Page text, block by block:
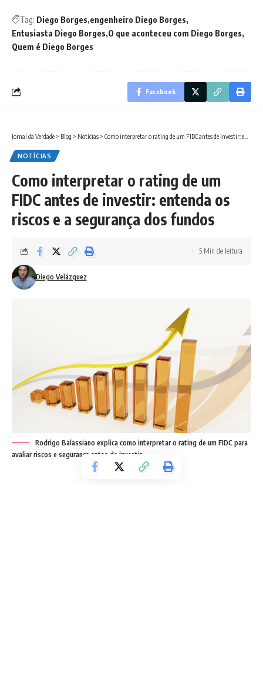
Tag: Diego Borges engenheiro Diego Borges
Entusiasta Diego Borges O que aconteceu com Diego Borges
Quem é Diego Borges
Facebook
Jornal da Verdade > Blog > Notícias > Como interpretar o rating de um FIDC antes de investir: entenda os riscos e a segurança dos fundos
NOTÍCIAS
Como interpretar o rating de um
FIDC antes de investir: entenda os
riscos e a segurança dos fundos
Diego Velázquez
5 Min de leitura
Rodrigo Balassiano explica como interpretar o rating de um FIDC para
avaliar riscos e segurança antes de investir.